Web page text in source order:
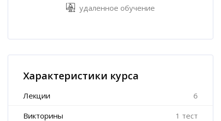
удаленное обучение
Характеристики курса
Лекции 6
Викторины 1 тест